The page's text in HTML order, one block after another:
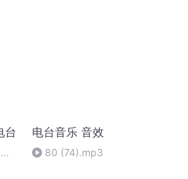
台 电台音乐 音效
80 (74).mp3